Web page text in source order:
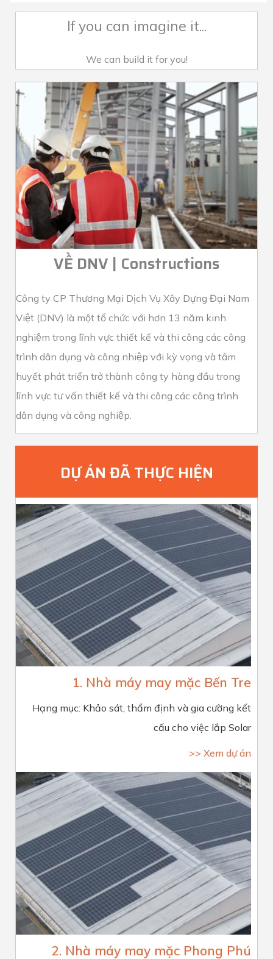
If you can imagine it...
We can build it for you!
VỀ DNV | Constructions
Công ty CP Thương Mại Dịch Vụ Xây Dựng Đại Nam
Việt (DNV) là một tổ chức với hơn 13 năm kinh
nghiệm trong lĩnh vực thiết kế và thi công các công
trình dân dụng và công nhiệp với kỳ vọng và tâm
huyết phát triển trở thành công ty hàng đầu trong
lĩnh vực tư vấn thiết kế và thi công các công trình
dân dụng và công nghiệp.
DỰ ÁN ĐÃ THỰC HIỆN
1. Nhà máy may mặc Bến Tre
Hạng mục: Khảo sát, thẩm định và gia cường kết
cấu cho việc lắp Solar
>> Xem dự án
2. Nhà máy may mặc Phong Phú